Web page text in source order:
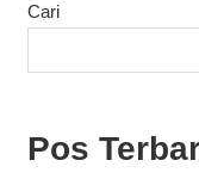
Cari
Pos